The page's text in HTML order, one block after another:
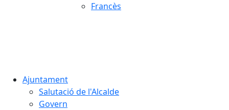
Francès
Ajuntament
Salutació de l'Alcalde
Govern